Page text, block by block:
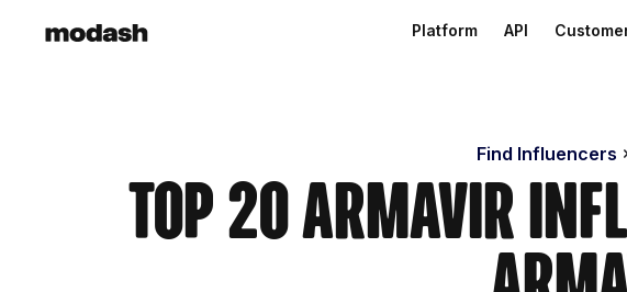
Platform API
Find Influencers
Top 20 Armavir